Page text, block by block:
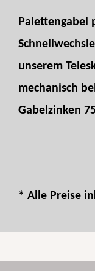
Palettengabel
unserem
mechanisch
Gabelzinken
* Alle Preise